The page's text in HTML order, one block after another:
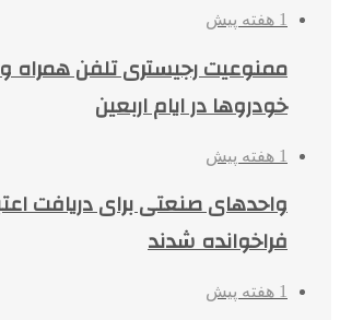
1 هفته پیش
ممنوعیت رجیستری تلفن همراه
خودروها در ایام اربعین
1 هفته پیش
واحدهای صنعتی برای دریافت
فراخوانده شدند
1 هفته پیش